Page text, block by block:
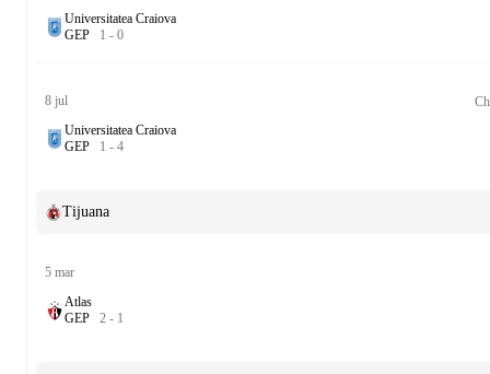
Universitatea Craiova
GEP 1 - 0
8 jul
Universitatea Craiova
GEP 1 - 4
Tijuana
5 mar
Atlas
GEP 2 - 1